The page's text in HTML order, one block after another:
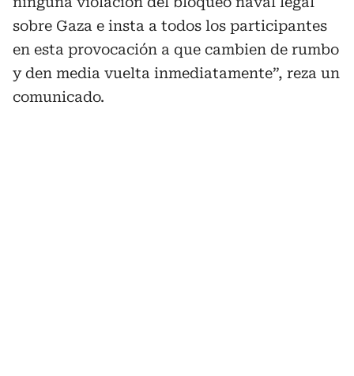
sobre Gaza e insta a todos los participantes
en esta provocación a que cambien de rumbo
y den media vuelta inmediatamente”, reza un
comunicado.